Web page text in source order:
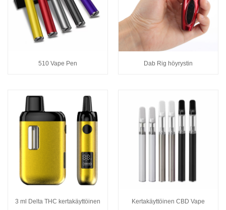
510 Vape Pen Dab Rig höyrystin
3 ml Delta THC kertakäyttöinen
Kertakäyttöinen CBD Vape